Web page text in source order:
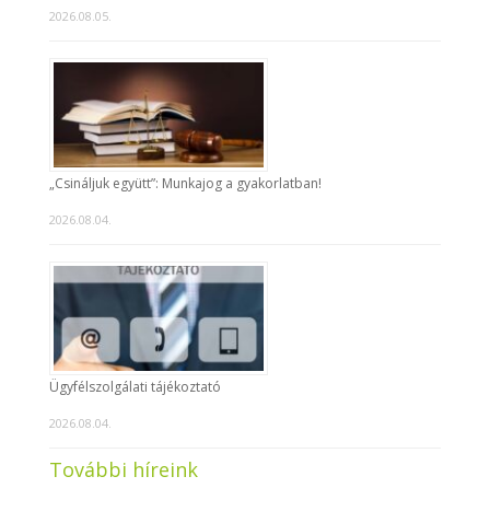
2026.08.05.
„Csináljuk együtt”: Munkajog a gyakorlatban!
2026.08.04.
Ügyfélszolgálati tájékoztató
2026.08.04.
További híreink